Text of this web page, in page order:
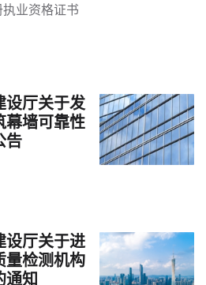
业资格证书
设厅关于发
幕墙可靠性
告
设厅关于进
量检测机构
通知